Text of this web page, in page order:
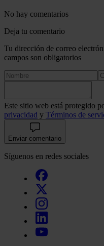
No hay comentarios
Deja tu comentario
Tu dirección de correo
campos son obligatorios
Este sitio web está protegido
privacidad y Términos de
Enviar comentario
Síguenos en redes sociales